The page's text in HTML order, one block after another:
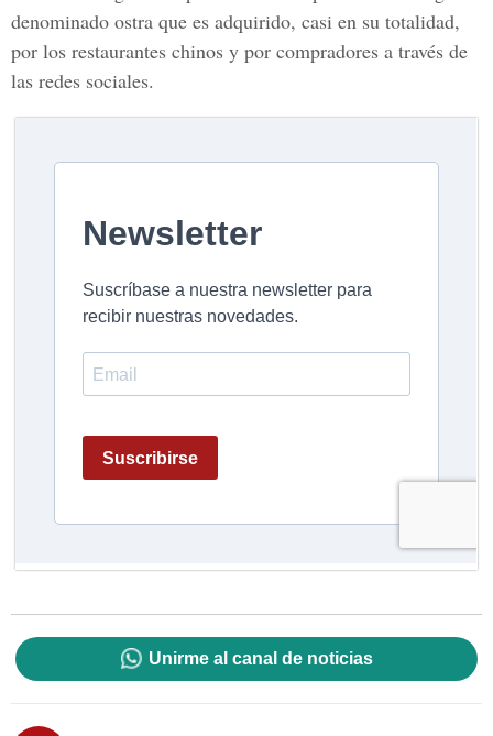
denominado ostra que es adquirido, casi en su totalidad,
por los restaurantes chinos y por compradores a través de
las redes sociales.
Unirme al canal de noticias